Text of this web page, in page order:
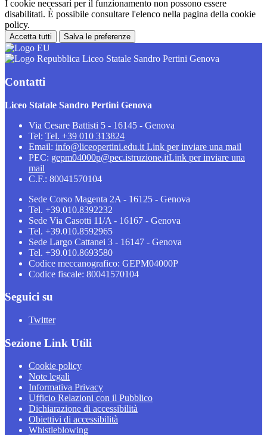
I cookie necessari per il funzionamento non possono essere
disabilitati. È possibile consultare l'elenco nella pagina della cookie
policy.
Accetta tutti Salva le preferenze
Liceo Statale Sandro Pertini Genova
Contatti
Liceo Statale Sandro Pertini Genova
Via Cesare Battisti 5 - 16145 - Genova
Tel: Tel. +39 010 313824
Email: info@liceopertini.edu.it Link per inviare una mail
PEC: gepm04000p@pec.istruzione.itLink per inviare una
mail
C.F.: 80041570104
Sede Corso Magenta 2A - 16125 - Genova
Tel. +39.010.8392232
Sede Via Casotti 11/A - 16167 - Genova
Tel. +39.010.8592965
Sede Largo Cattanei 3 - 16147 - Genova
Tel. +39.010.8693580
Codice meccanografico: GEPM04000P
Codice fiscale: 80041570104
Seguici su
Twitter
Sezione Link Utili
Cookie policy
Note legali
Informativa Privacy
Ufficio Relazioni con il Pubblico
Dichiarazione di accessibilità
Obiettivi di accessibilità
Whistleblowing